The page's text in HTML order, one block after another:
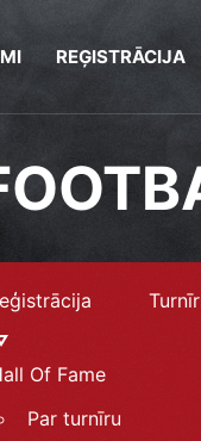
REĢISTRĀCIJA
Of Fame
Par turnīru